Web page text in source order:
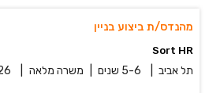
מהנדס/ת ביצוע בניין
Sort HR
תל אביב 5-6 שנים משרה מלאה